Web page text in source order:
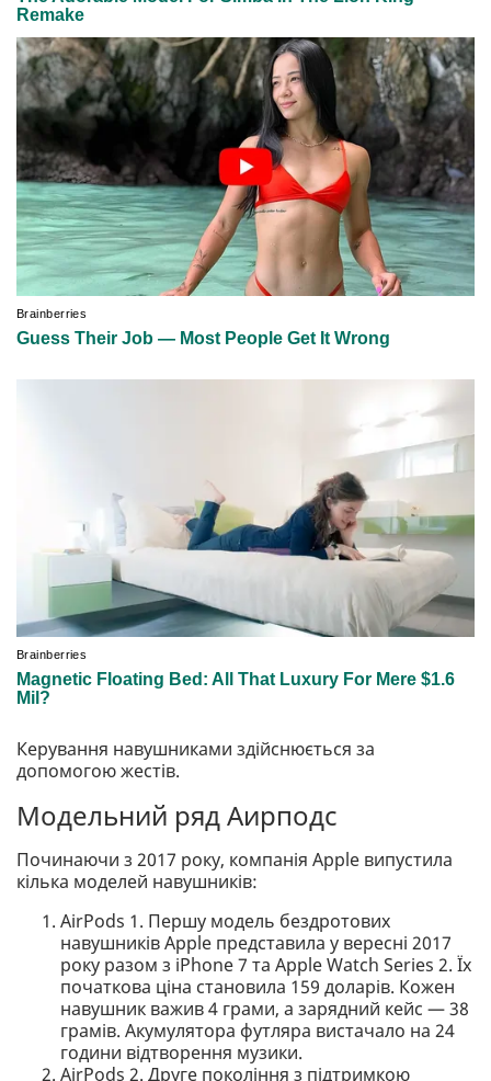
Керування навушниками здійснюється за
допомогою жестів.
Модельний ряд Аирподс
Починаючи з 2017 року, компанія Apple випустила
кілька моделей навушників:
AirPods 1. Першу модель бездротових
навушників Apple представила у вересні 2017
року разом з iPhone 7 та Apple Watch Series 2. Їх
початкова ціна становила 159 доларів. Кожен
навушник важив 4 грами, а зарядний кейс — 38
грамів. Акумулятора футляра вистачало на 24
години відтворення музики.
AirPods 2. Друге покоління з підтримкою